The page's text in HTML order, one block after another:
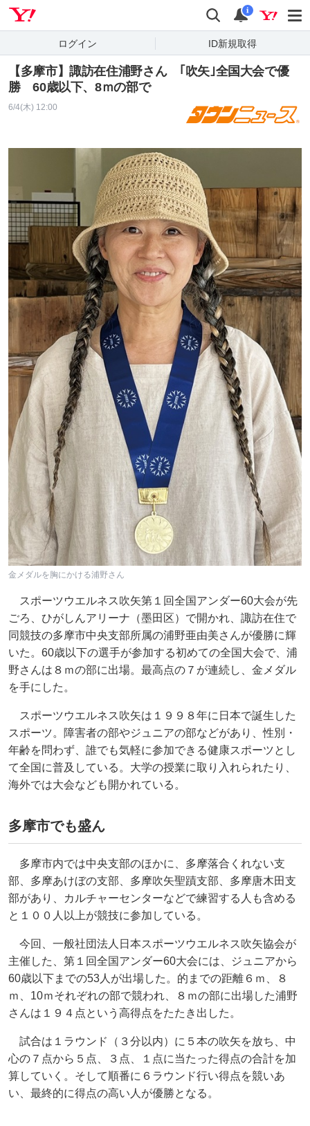
検索 通知
i
ログイン ID新規取得
【多摩市】諏訪在住浦野さん ｢吹矢｣全国大会で優
勝 60歳以下、8ｍの部で
6/4(木) 12:00
金メダルを胸にかける浦野さん
スポーツウエルネス吹矢第１回全国アンダー60大会が先
ごろ、ひがしんアリーナ（墨田区）で開かれ、諏訪在住で
同競技の多摩市中央支部所属の浦野亜由美さんが優勝に輝
いた。60歳以下の選手が参加する初めての全国大会で、浦
野さんは８ｍの部に出場。最高点の７が連続し、金メダル
を手にした。
スポーツウエルネス吹矢は１９９８年に日本で誕生した
スポーツ。障害者の部やジュニアの部などがあり、性別・
年齢を問わず、誰でも気軽に参加できる健康スポーツとし
て全国に普及している。大学の授業に取り入れられたり、
海外では大会なども開かれている。
多摩市でも盛ん
多摩市内では中央支部のほかに、多摩落合くれない支
部、多摩あけぼの支部、多摩吹矢聖蹟支部、多摩唐木田支
部があり、カルチャーセンターなどで練習する人も含める
と１００人以上が競技に参加している。
今回、一般社団法人日本スポーツウエルネス吹矢協会が
主催した、第１回全国アンダー60大会には、ジュニアから
60歳以下までの53人が出場した。的までの距離６ｍ、８
ｍ、10ｍそれぞれの部で競われ、８ｍの部に出場した浦野
さんは１９４点という高得点をたたき出した。
試合は１ラウンド（３分以内）に５本の吹矢を放ち、中
心の７点から５点、３点、１点に当たった得点の合計を加
算していく。そして順番に６ラウンド行い得点を競いあ
い、最終的に得点の高い人が優勝となる。